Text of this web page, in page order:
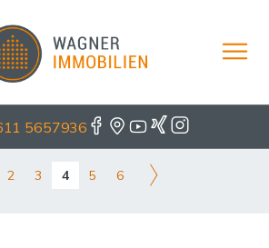
5657936
2 3 4 5 6